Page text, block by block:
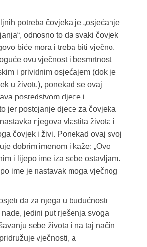
potreba čovjeka je „osjećanje
odnosno to da svaki čovjek
biće mora i treba biti vječno.
ovu vječnost i besmrtnost
i prividnim osjećajem (dok je
u životu), ponekad se ovaj
posredstvom djece i
jer postojanje djece za čovjeka
njegova vlastita života i
čovjek i živi. Ponekad ovaj svoj
dobrim imenom i kaže: „Ovo
i lijepo ime iza sebe ostavljam.
ime je nastavak moga vječnog
da za njega u budućnosti
jedini put rješenja svoga
sebe života i na taj način
vječnosti, a